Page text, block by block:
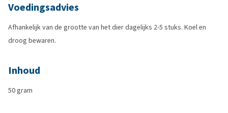
Voedingsadvies
Afhankelijk van de grootte van het dier dagelijks 2-5 stuks. Koel en
droog bewaren.
Inhoud
50 gram